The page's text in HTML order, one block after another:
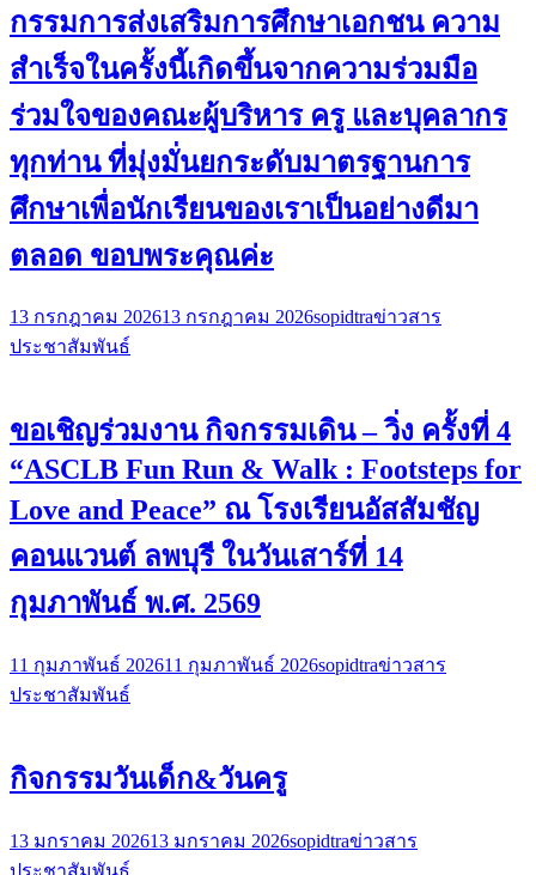
กรรมการส่งเสริมการศึกษาเอกชน ความ
สำเร็จในครั้งนี้เกิดขึ้นจากความร่วมมือ
ร่วมใจของคณะผู้บริหาร ครู และบุคลากร
ทุกท่าน ที่มุ่งมั่นยกระดับมาตรฐานการ
ศึกษาเพื่อนักเรียนของเราเป็นอย่างดีมา
ตลอด ขอบพระคุณค่ะ
13 กรกฎาคม 202613 กรกฎาคม 2026sopidtraข่าวสาร
ประชาสัมพันธ์
ขอเชิญร่วมงาน กิจกรรมเดิน – วิ่ง ครั้งที่ 4
“ASCLB Fun Run & Walk : Footsteps for
Love and Peace” ณ โรงเรียนอัสสัมชัญ
คอนแวนต์ ลพบุรี ในวันเสาร์ที่ 14
กุมภาพันธ์ พ.ศ. 2569
11 กุมภาพันธ์ 202611 กุมภาพันธ์ 2026sopidtraข่าวสาร
ประชาสัมพันธ์
กิจกรรมวันเด็ก&วันครู
13 มกราคม 202613 มกราคม 2026sopidtraข่าวสาร
ประชาสัมพันธ์